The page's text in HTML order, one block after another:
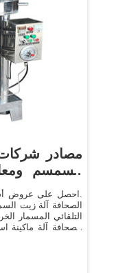
مصادر
السمسم
التلقائي المسمار
الصحافة آلة ماكينة